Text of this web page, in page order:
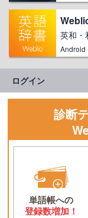
英和・
Android
ログイン
診断
単語帳への
登録数増加！